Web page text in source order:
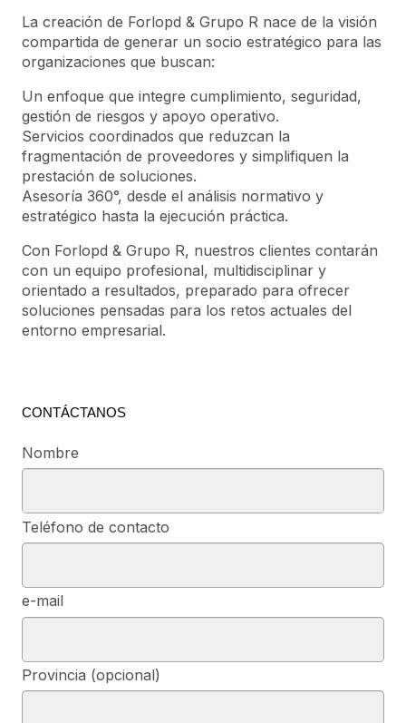
La creación de Forlopd & Grupo R nace de la visión
compartida de generar un socio estratégico para las
organizaciones que buscan:
Un enfoque que integre cumplimiento, seguridad,
gestión de riesgos y apoyo operativo.
Servicios coordinados que reduzcan la
fragmentación de proveedores y simplifiquen la
prestación de soluciones.
Asesoría 360°, desde el análisis normativo y
estratégico hasta la ejecución práctica.
Con Forlopd & Grupo R, nuestros clientes contarán
con un equipo profesional, multidisciplinar y
orientado a resultados, preparado para ofrecer
soluciones pensadas para los retos actuales del
entorno empresarial.
CONTÁCTANOS
Nombre
Teléfono de contacto
e-mail
Provincia (opcional)